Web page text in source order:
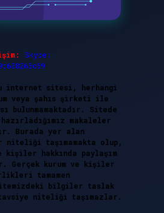
Skype:
internet sitesi, herhangi
veya şahıs şirketi ile
bulunmamaktadır. Sitede
makaleler
Burada yer alan
taşımamakta olup,
kişiler hakkında paylaşım
Gerçek kurum ve kişiler
tamamen
bilgiler taslak
niteliği taşımazlar.